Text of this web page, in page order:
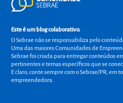
Este é um blog colaborativo.
O Sebrae não se responsabiliza pelo
Uma das maiores Comunidades de
Sebrae foi criada para entregar conteúdos
pertinentes e temas específicos que se
E claro, conte sempre com o Sebrae/PR, em
empreendedora.